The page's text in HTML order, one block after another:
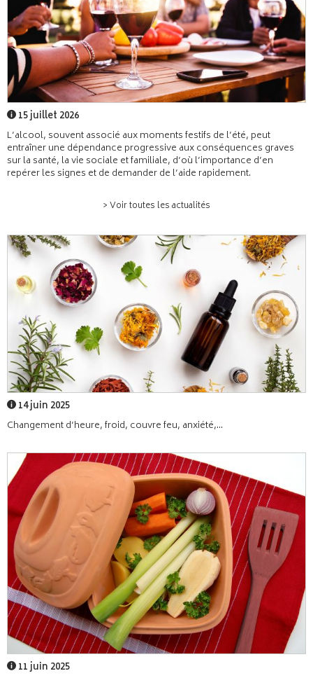
15 juillet 2026
L’alcool, souvent associé aux moments festifs de l’été, peut
entraîner une dépendance progressive aux conséquences graves
sur la santé, la vie sociale et familiale, d’où l’importance d’en
repérer les signes et de demander de l’aide rapidement.
> Voir toutes les actualités
14 juin 2025
Changement d’heure, froid, couvre feu, anxiété,...
11 juin 2025